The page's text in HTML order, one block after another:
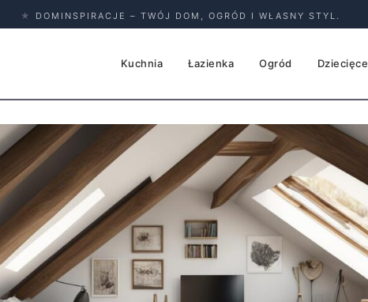
★ DOMINSPIRACJE – TWÓJ DOM, OGRÓD I WŁASNY STYL.
Kuchnia Łazienka Ogród Dziecięce